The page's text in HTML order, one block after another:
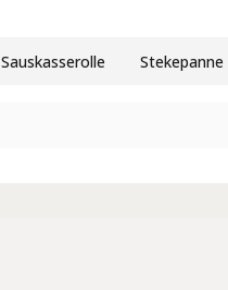
Sauskasserolle Stekepanne